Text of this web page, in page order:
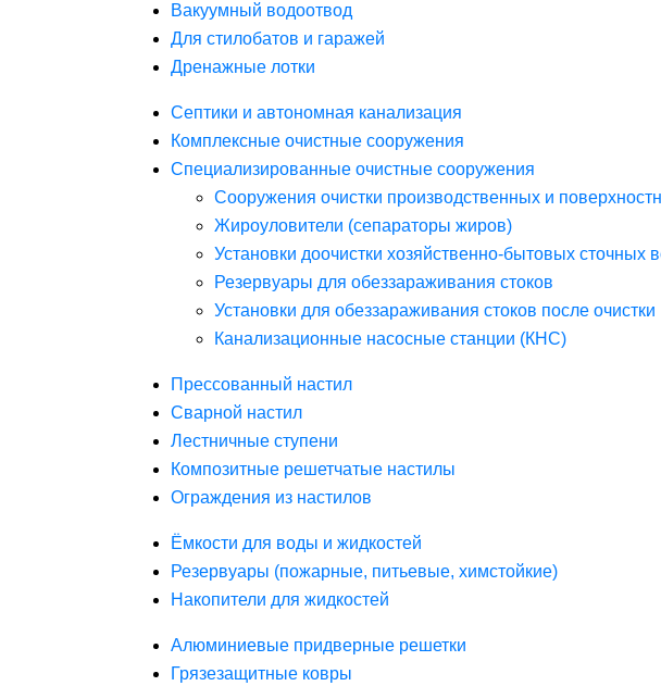
Вакуумный водоотвод
Для стилобатов и гаражей
Дренажные лотки
Септики и автономная канализация
Комплексные очистные сооружения
Специализированные очистные сооружения
Сооружения очистки производственных и
Жироуловители (сепараторы жиров)
Установки доочистки хозяйственно-бытовых сточных
Резервуары для обеззараживания стоков
Установки для обеззараживания стоков после очистки
Канализационные насосные станции (КНС)
Прессованный настил
Сварной настил
Лестничные ступени
Композитные решетчатые настилы
Ограждения из настилов
Ёмкости для воды и жидкостей
Резервуары (пожарные, питьевые, химстойкие)
Накопители для жидкостей
Алюминиевые придверные решетки
Грязезащитные ковры